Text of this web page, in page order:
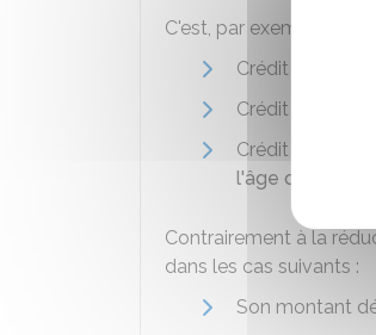
C'est, par exemple, le
Crédit d'impôt
Crédit d'impôt
Crédit d'impôt
l'âge ou au
Contrairement à la
dans les cas suivants :
Son montant